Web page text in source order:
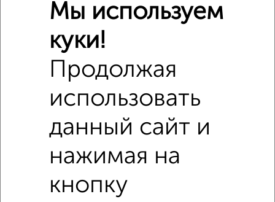
Мы используем
куки!
Продолжая
использовать
данный сайт и
нажимая на
кнопку